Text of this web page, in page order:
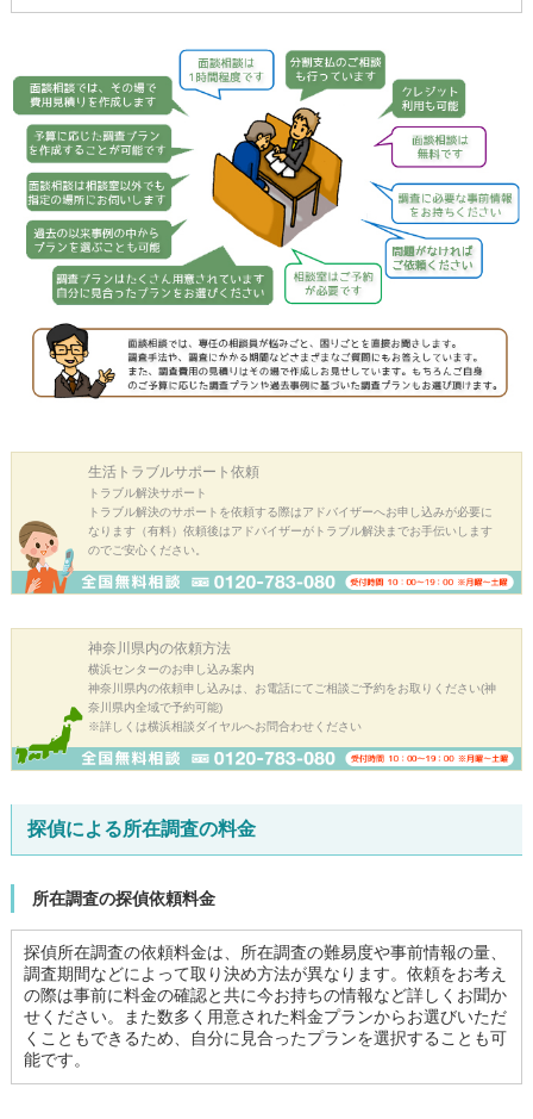
生活トラブルサポート依頼
トラブル解決サポート
トラブル解決のサポートを依頼する際はアドバイザーへお申し込みが必要に
なります（有料）依頼後はアドバイザーがトラブル解決までお手伝いします
のでご安心ください。
神奈川県内の依頼方法
横浜センターのお申し込み案内
神奈川県内の依頼申し込みは、お電話にてご相談ご予約をお取りください(神
奈川県内全域で予約可能)
※詳しくは横浜相談ダイヤルへお問合わせください
探偵による所在調査の料金
所在調査の探偵依頼料金
探偵所在調査の依頼料金は、所在調査の難易度や事前情報の量、
調査期間などによって取り決め方法が異なります。依頼をお考え
の際は事前に料金の確認と共に今お持ちの情報など詳しくお聞か
せください。また数多く用意された料金プランからお選びいただ
くこともできるため、自分に見合ったプランを選択することも可
能です。